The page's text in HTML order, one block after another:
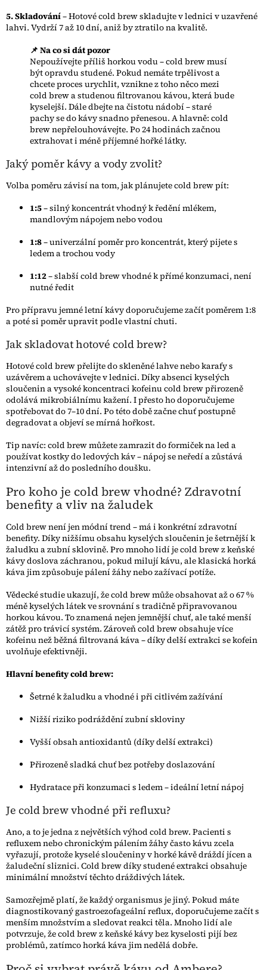
5. Skladování– Hotové cold brew skladujte v lednici v uzavřené
lahvi. Vydrží 7 až 10 dní, aniž by ztratilo na kvalitě.
📌 Na co si dát pozor
Nepoužívejte příliš horkou vodu – cold brew musí
být opravdu studené. Pokud nemáte trpělivost a
chcete proces urychlit, vznikne z toho něco mezi
cold brew a studenou filtrovanou kávou, která bude
kyselejší. Dále dbejte na čistotu nádobí – staré
pachy se do kávy snadno přenesou. A hlavně: cold
brew nepřelouhovávejte. Po 24 hodinách začnou
extrahovat i méně příjemné hořké látky.
Jaký poměr kávy a vody zvolit?
Volba poměru závisí na tom, jak plánujete cold brew pít:
1:5– silný koncentrát vhodný k ředění mlékem,
mandlovým nápojem nebo vodou
1:8– univerzální poměr pro koncentrát, který pijete s
ledem a trochou vody
1:12– slabší cold brew vhodné k přímé konzumaci, není
nutné ředit
Pro přípravu jemné letní kávy doporučujeme začít poměrem 1:8
a poté si poměr upravit podle vlastní chuti.
Jak skladovat hotové cold brew?
Hotové cold brew přelijte do skleněné lahve nebo karafy s
uzávěrem a uchovávejte v lednici. Díky absenci kyselých
sloučenin a vysoké koncentraci kofeinu cold brew přirozeně
odolává mikrobiálnímu kažení. I přesto ho doporučujeme
spotřebovat do 7–10 dní. Po této době začne chuť postupně
degradovat a objeví se mírná hořkost.
Tip navíc: cold brew můžete zamrazit do formiček na led a
používat kostky do ledových káv – nápoj se neředí a zůstává
intenzivní až do posledního doušku.
Pro koho je cold brew vhodné? Zdravotní
benefity a vliv na žaludek
Cold brew není jen módní trend – má i konkrétní zdravotní
benefity. Díky nižšímu obsahu kyselých sloučenin je šetrnější k
žaludku a zubní sklovině. Pro mnoho lidí je cold brew z keňské
kávy doslova záchranou, pokud milují kávu, ale klasická horká
káva jim způsobuje pálení žáhy nebo zažívací potíže.
Vědecké studie ukazují, že cold brew může obsahovat až o 67 %
méně kyselých látek ve srovnání s tradičně připravovanou
horkou kávou. To znamená nejen jemnější chuť, ale také menší
zátěž pro trávicí systém. Zároveň cold brew obsahuje více
kofeinu než běžná filtrovaná káva – díky delší extrakci se kofein
uvolňuje efektivněji.
Hlavní benefity cold brew:
Šetrné k žaludku a vhodné i při citlivém zažívání
Nižší riziko podráždění zubní skloviny
Vyšší obsah antioxidantů (díky delší extrakci)
Přirozeně sladká chuť bez potřeby doslazování
Hydratace při konzumaci s ledem – ideální letní nápoj
Je cold brew vhodné při refluxu?
Ano, a to je jedna z největších výhod cold brew. Pacienti s
refluxem nebo chronickým pálením žáhy často kávu zcela
vyřazují, protože kyselé sloučeniny v horké kávě dráždí jícen a
žaludeční sliznici. Cold brew díky studené extrakci obsahuje
minimální množství těchto dráždivých látek.
Samozřejmě platí, že každý organismus je jiný. Pokud máte
diagnostikovaný gastroezofageální reflux, doporučujeme začít s
menším množstvím a sledovat reakci těla. Mnoho lidí ale
potvrzuje, že cold brew z keňské kávy bez kyselosti pijí bez
problémů, zatímco horká káva jim nedělá dobře.